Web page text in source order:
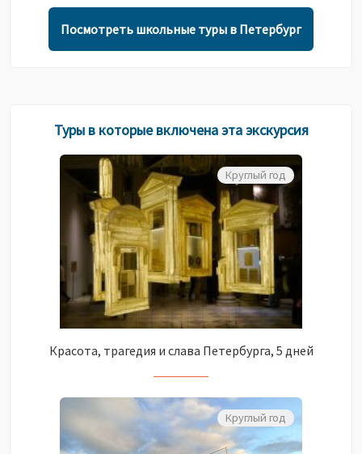
Посмотреть школьные туры в Петербург
Туры в которые включена эта экскурсия
Круглый год
Красота, трагедия и слава Петербурга, 5 дней
Круглый год